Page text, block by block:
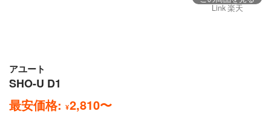
Link 楽天
アユート
SHO-U D1
最安価格: ¥2,810〜